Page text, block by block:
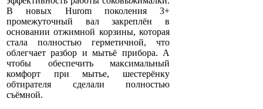
В новых Hurom поколения 3+
промежуточный вал закреплён в
основании отжимной корзины, которая
стала полностью герметичной, что
облегчает разбор и мытьё прибора. А
чтобы обеспечить максимальный
комфорт при мытье, шестерёнку
обтирателя сделали полностью
съёмной.